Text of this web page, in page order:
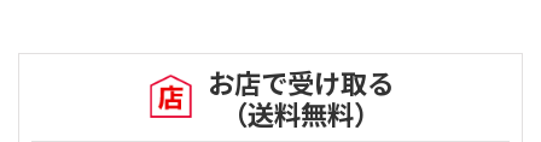
お店で受け取る
（送料無料）